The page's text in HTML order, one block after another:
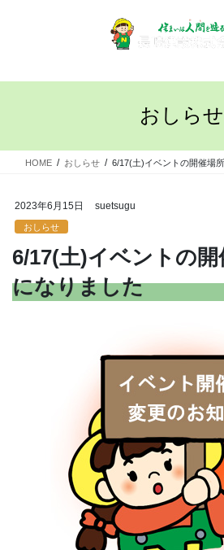
おしらせ
HOME おしらせ 6/17(土)イベントの開催場
2023年6月15日 suetsugu
おしらせ
6/17(土)イベントの
になりました